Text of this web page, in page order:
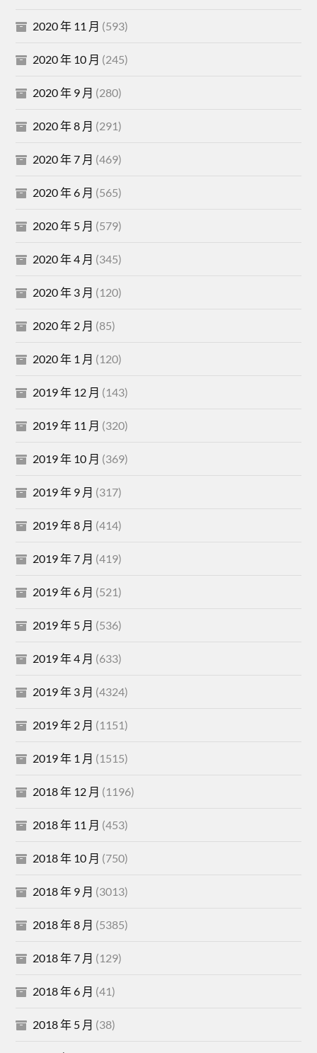
2020 年 11 月 (593)
2020 年 10 月 (245)
2020 年 9 月 (280)
2020 年 8 月 (291)
2020 年 7 月 (469)
2020 年 6 月 (565)
2020 年 5 月 (579)
2020 年 4 月 (345)
2020 年 3 月 (120)
2020 年 2 月 (85)
2020 年 1 月 (120)
2019 年 12 月 (143)
2019 年 11 月 (320)
2019 年 10 月 (369)
2019 年 9 月 (317)
2019 年 8 月 (414)
2019 年 7 月 (419)
2019 年 6 月 (521)
2019 年 5 月 (536)
2019 年 4 月 (633)
2019 年 3 月 (4324)
2019 年 2 月 (1151)
2019 年 1 月 (1515)
2018 年 12 月 (1196)
2018 年 11 月 (453)
2018 年 10 月 (750)
2018 年 9 月 (3013)
2018 年 8 月 (5385)
2018 年 7 月 (129)
2018 年 6 月 (41)
2018 年 5 月 (38)